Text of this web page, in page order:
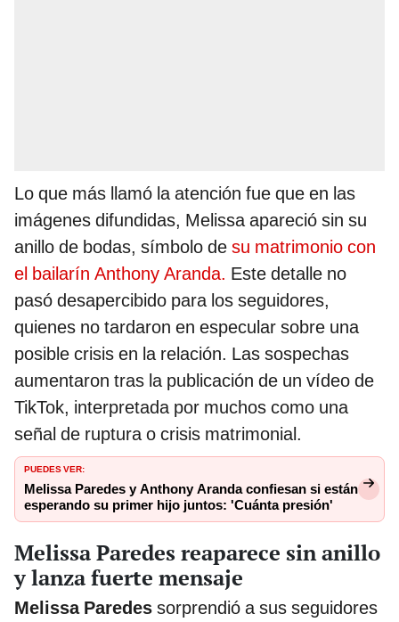
Lo que más llamó la atención fue que en las
imágenes difundidas, Melissa apareció sin su
anillo de bodas, símbolo de su matrimonio con
el bailarín Anthony Aranda. Este detalle no
pasó desapercibido para los seguidores,
quienes no tardaron en especular sobre una
posible crisis en la relación. Las sospechas
aumentaron tras la publicación de un vídeo de
TikTok, interpretada por muchos como una
señal de ruptura o crisis matrimonial.
PUEDES VER:
Melissa Paredes y Anthony Aranda confiesan si están
esperando su primer hijo juntos: 'Cuánta presión'
Melissa Paredes reaparece sin anillo
y lanza fuerte mensaje
Melissa Paredes sorprendió a sus seguidores